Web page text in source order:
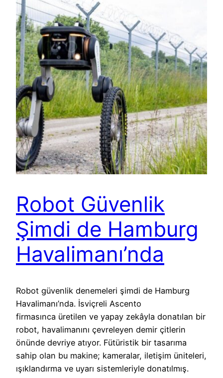
Robot Güvenlik
Şimdi de Hamburg
Havalimanı’nda
Robot güvenlik denemeleri şimdi de Hamburg
Havalimanı’nda. İsviçreli Ascento
firmasınca üretilen ve yapay zekâyla donatılan bir
robot, havalimanını çevreleyen demir çitlerin
önünde devriye atıyor. Fütüristik bir tasarıma
sahip olan bu makine; kameralar, iletişim üniteleri,
ışıklandırma ve uyarı sistemleriyle donatılmış.